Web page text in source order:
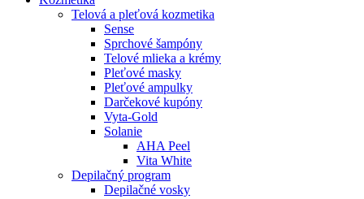
Telová a pleťová kozmetika
Sense
Sprchové šampóny
Telové mlieka a krémy
Pleťové masky
Pleťové ampulky
Darčekové kupóny
Vyta-Gold
Solanie
AHA Peel
Vita White
Depilačný program
Depilačné vosky